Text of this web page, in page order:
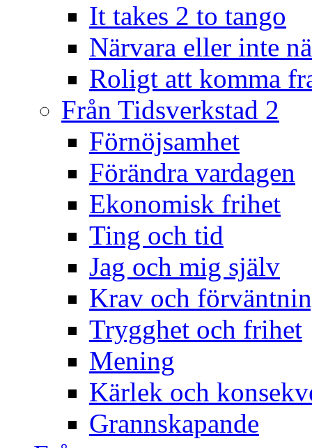
It takes 2 to tango
Närvara eller inte
Roligt att komma
Från Tidsverkstad 2
Förnöjsamhet
Förändra vardagen
Ekonomisk frihet
Ting och tid
Jag och mig själv
Krav och
Trygghet och frihet
Mening
Kärlek och
Grannskapande